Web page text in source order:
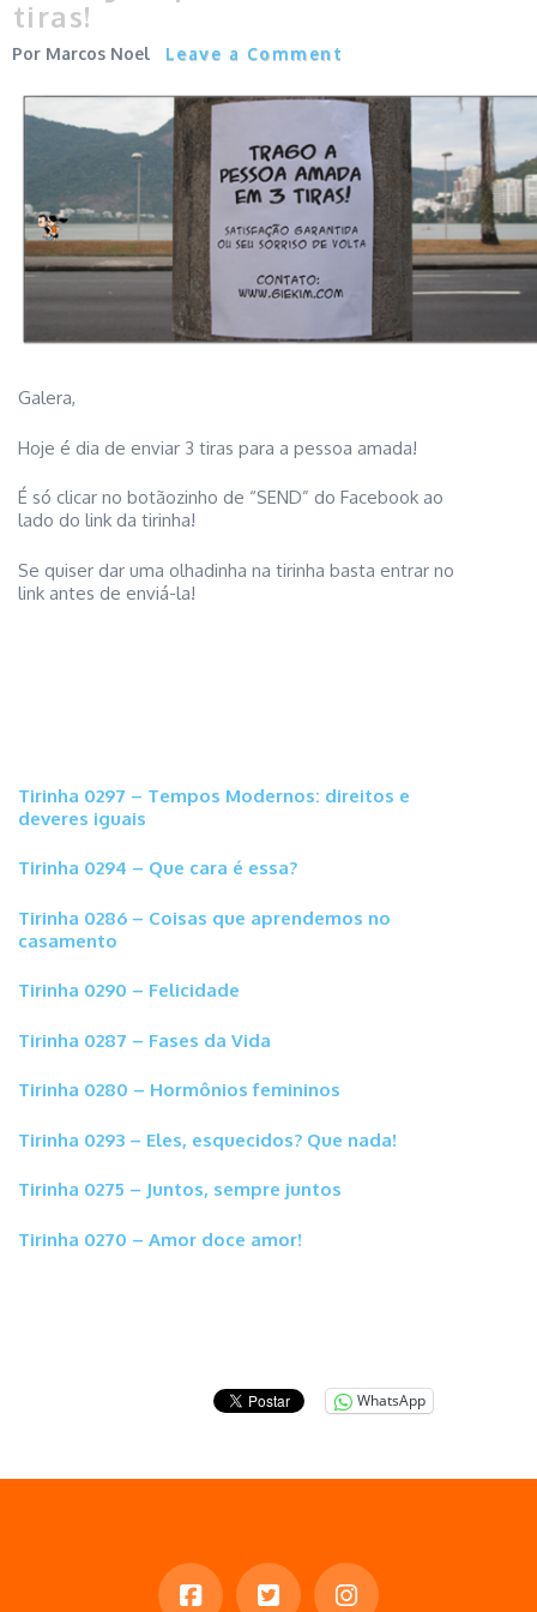
tiras!
Marcos Noel Leave a Comment
Galera,
Hoje é dia de enviar 3 tiras para a pessoa amada!
É só clicar no botãozinho de “SEND” do Facebook ao
lado do link da tirinha!
Se quiser dar uma olhadinha na tirinha basta entrar no
link antes de enviá-la!
Tirinha 0297 – Tempos Modernos: direitos e
deveres iguais
Tirinha 0294 – Que cara é essa?
Tirinha 0286 – Coisas que aprendemos no
casamento
Tirinha 0290 – Felicidade
Tirinha 0287 – Fases da Vida
Tirinha 0280 – Hormônios femininos
Tirinha 0293 – Eles, esquecidos? Que nada!
Tirinha 0275 – Juntos, sempre juntos
Tirinha 0270 – Amor doce amor!
WhatsApp